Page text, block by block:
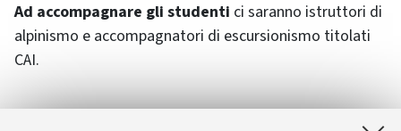
Ad accompagnare gli studenti ci saranno istruttori di
alpinismo e accompagnatori di escursionismo titolati
CAI.